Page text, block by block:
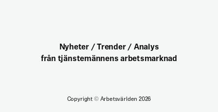
Nyheter / Trender / Analys
från tjänstemännens arbetsmarknad
Copyright ©Arbetsvärlden 2026